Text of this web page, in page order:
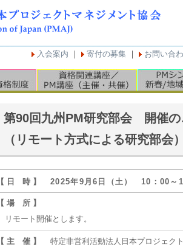
入会案内 ｜ 寄付の募集 ｜ お問い合
第90回九州PM研究部会 開催の
（リモート方式による研究部会）
【 日 時 】 2025年9月6日（土） 10：00～
【 場 所 】
リモート開催とします。
【 主 催 】 特定非営利活動法人日本プロジェク